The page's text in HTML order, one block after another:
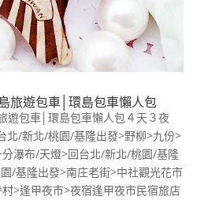
旅遊包車│環島包車懶人包
遊包車│環島包車懶人包４天３夜
北/新北/桃園/基隆出發>野柳>九份>
瀑布/天燈>回台北/新北/桃園/基隆
/基隆出發>南庄老街>中社觀光花市
>逢甲夜市>夜宿逢甲夜市民宿旅店